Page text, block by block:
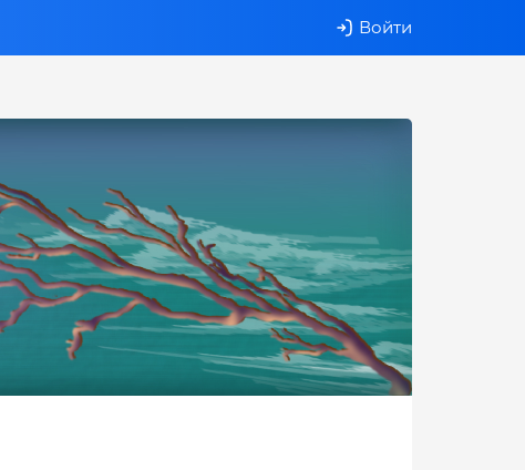
Войти